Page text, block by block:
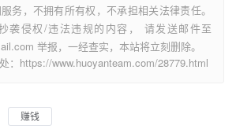
务，不拥有所有权，不承担相关法律责任。
袭侵权/违法违规的内容， 请发送邮件至
举报，一经查实，本站将立刻删除。
：https://www.huoyanteam.com/28779.html
赚钱